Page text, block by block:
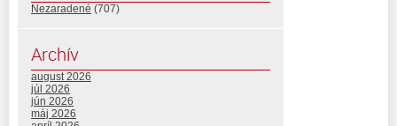
Nezaradené (707)
Archív
august 2026
júl 2026
jún 2026
máj 2026